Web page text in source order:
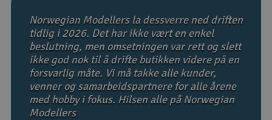
Fly
Helikopter
Kamerautstyr
Modellbygging, LEGO & byggesett
Norwegian Modellers la dessverre ned driften
tidlig i 2026. Det har ikke vært en enkel
beslutning, men omsetningen var rett og slett
ikke god nok til å drifte butikken videre på en
forsvarlig måte. Vi må takke alle kunder,
venner og samarbeidspartnere for alle årene
med hobby i fokus. Hilsen alle på Norwegian
Modellers